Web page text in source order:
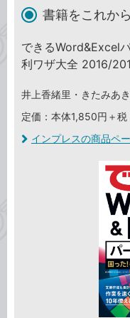
書籍をこれか
できるWord&Excel
利ワザ大全 2016/
井上香緒里・きたみあ
定価：本体1,850円＋税
インプレスの商品ペ